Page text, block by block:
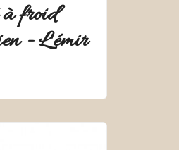
à froid
- L'émir